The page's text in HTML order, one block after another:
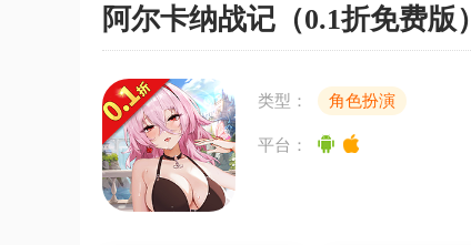
阿尔卡纳战记（0.1折免费版）
类型： 角色扮演
平台：